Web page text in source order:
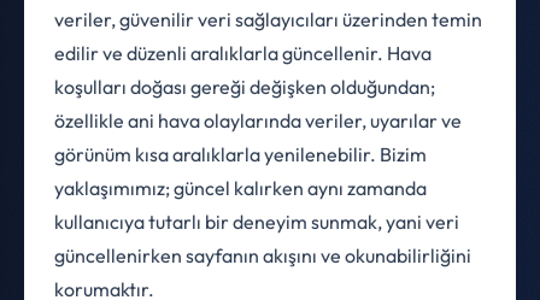
veriler, güvenilir veri sağlayıcıları üzerinden temin
edilir ve düzenli aralıklarla güncellenir. Hava
koşulları doğası gereği değişken olduğundan;
özellikle ani hava olaylarında veriler, uyarılar ve
görünüm kısa aralıklarla yenilenebilir. Bizim
yaklaşımımız; güncel kalırken aynı zamanda
kullanıcıya tutarlı bir deneyim sunmak, yani veri
güncellenirken sayfanın akışını ve okunabilirliğini
korumaktır.